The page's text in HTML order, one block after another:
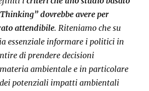
dovrebbe avere per
attendibile. Riteniamo che su
essenziale informare i politici in
di prendere decisioni
ambientale e in particolare
potenziali impatti ambientali